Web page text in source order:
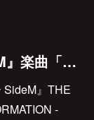
GAME『アイドルマスター SideM』楽曲「リトルハッピネス」にギターで参加！
SideM』THE
-